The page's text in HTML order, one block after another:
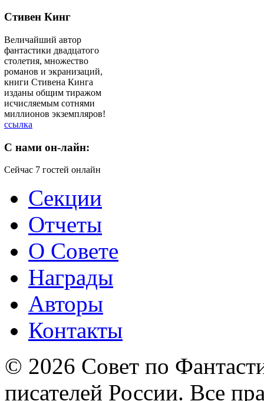
Стивен Кинг
Величайший автор
фантастики двадцатого
столетия, множество
романов и экранизаций,
книги Стивена Кинга
изданы общим тиражом
исчисляемым сотнями
миллионов экземпляров!
ссылка
C нами он-лайн:
Сейчас 7 гостей онлайн
Секции
Отчеты
О Совете
Награды
Авторы
Контакты
© 2026 Совет по
писателей России. Все